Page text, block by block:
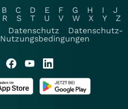
B C D E F G H I
J
R S T U V W X Y
Z
Datenschutz
Datenschutz-
Nutzungsbedingungen